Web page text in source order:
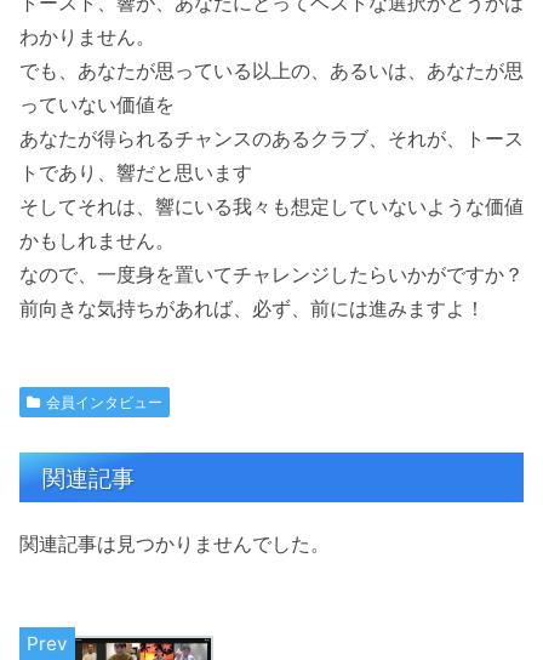
わかりません。
でも、あなたが思っている以上の、あるいは、あなたが思
っていない価値を
あなたが得られるチャンスのあるクラブ、それが、トース
トであり、響だと思います
そしてそれは、響にいる我々も想定していないような価値
かもしれません。
なので、一度身を置いてチャレンジしたらいかがですか？
前向きな気持ちがあれば、必ず、前には進みますよ！
会員インタビュー
関連記事
関連記事は見つかりませんでした。